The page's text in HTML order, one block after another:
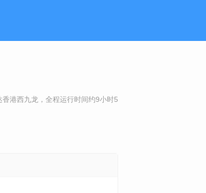
港西九龙，全程运行时间约9小时5